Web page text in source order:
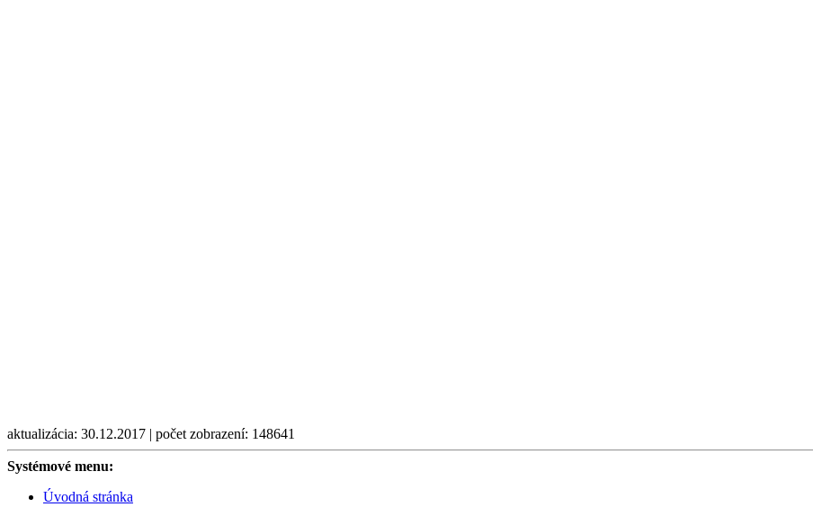
aktualizácia: 30.12.2017 | počet zobrazení: 148641
Systémové menu:
Úvodná stránka